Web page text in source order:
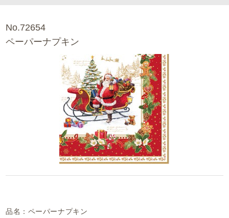
No.72654
ペーパーナプキン
品名：ペーパーナプキン